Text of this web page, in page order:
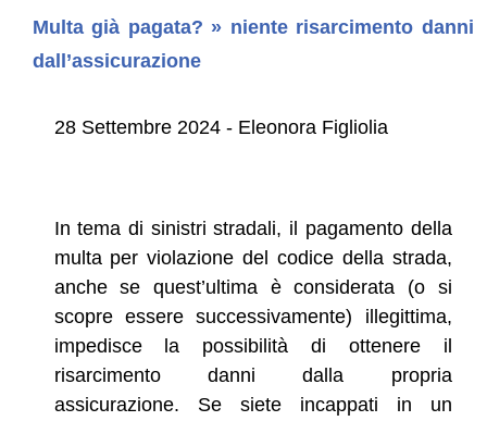
Multa già pagata? » niente risarcimento danni
dall’assicurazione
28 Settembre 2024 - Eleonora Figliolia
In tema di sinistri stradali, il pagamento della
multa per violazione del codice della strada,
anche se quest’ultima è considerata (o si
scopre essere successivamente) illegittima,
impedisce la possibilità di ottenere il
risarcimento danni dalla propria
assicurazione. Se siete incappati in un